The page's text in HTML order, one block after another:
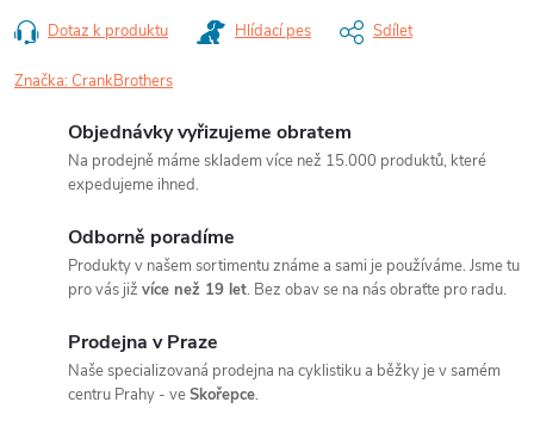
Dotaz k produktu Hlídací pes Sdílet
Značka:CrankBrothers
Objednávky vyřizujeme obratem
Na prodejně máme skladem více než 15.000 produktů, které
expedujeme ihned.
Odborně poradíme
Produkty v našem sortimentu známe a sami je používáme. Jsme tu
pro vás již více než 19 let. Bez obav se na nás obraťte pro radu.
Prodejna v Praze
Naše specializovaná prodejna na cyklistiku a běžky je v samém
centru Prahy - veSkořepce.